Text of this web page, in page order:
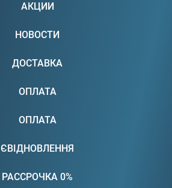
АКЦИИ
НОВОСТИ
ДОСТАВКА
ОПЛАТА
ОПЛАТА
ЄВІДНОВЛЕННЯ
РАССРОЧКА 0%